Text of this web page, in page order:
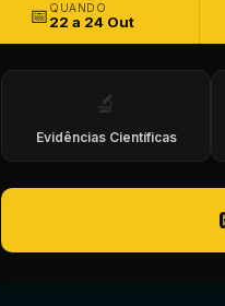
Site
📅 QUANDO
22 a 24 Out
🔬
Evidências Científicas